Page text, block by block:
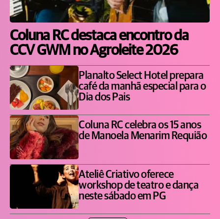
Coluna RC destaca encontro da
CCV GWM no Agroleite 2026
Planalto Select Hotel prepara
café da manhã especial para o
Dia dos Pais
Coluna RC celebra os 15 anos
de Manoela Menarim Requião
Ateliê Criativo oferece
workshop de teatro e dança
neste sábado em PG